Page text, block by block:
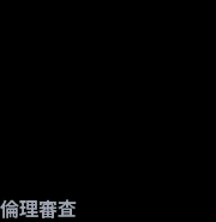
理審査